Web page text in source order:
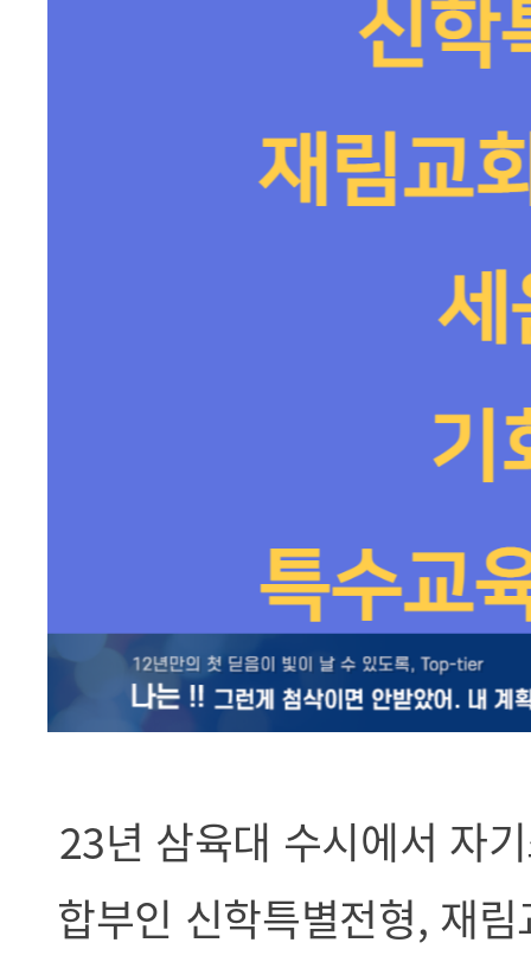
23년 삼육대 수시에서 자
합부인 신학특별전형, 재림